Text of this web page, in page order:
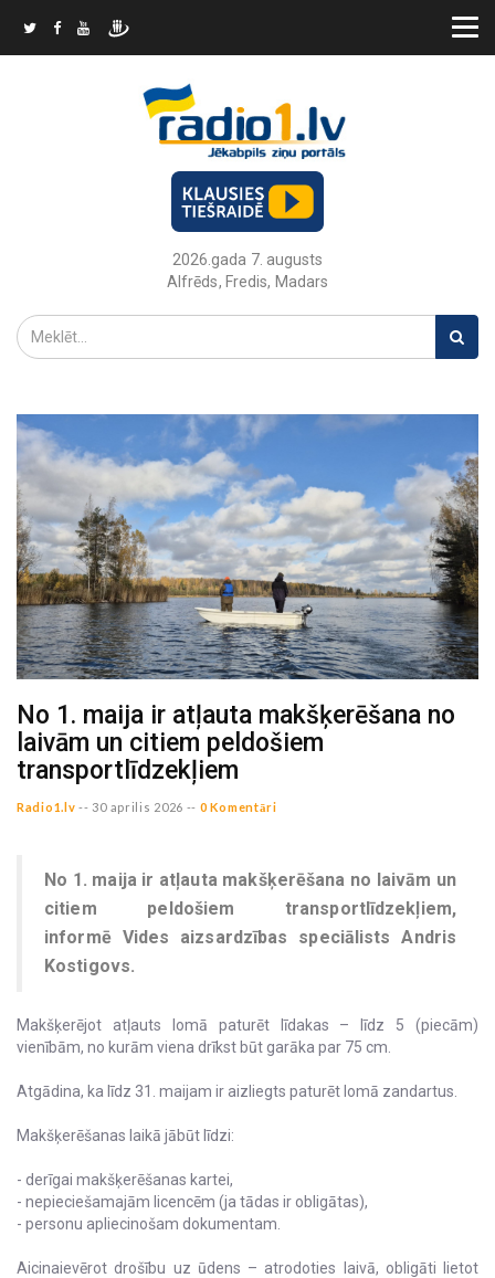
2026.gada 7. augusts
Alfrēds, Fredis, Madars
No 1. maija ir atļauta makšķerēšana no
laivām un citiem peldošiem
transportlīdzekļiem
Radio1.lv -- 30 aprilis 2026 -- 0 Komentāri
No 1. maija ir atļauta makšķerēšana no laivām un
citiem peldošiem transportlīdzekļiem,
informē Vides aizsardzības speciālists Andris
Kostigovs.
Makšķerējot atļauts lomā paturēt līdakas – līdz 5 (piecām)
vienībām, no kurām viena drīkst būt garāka par 75 cm.
Atgādina, ka līdz 31. maijam ir aizliegts paturēt lomā zandartus.
Makšķerēšanas laikā jābūt līdzi:
- derīgai makšķerēšanas kartei,
- nepieciešamajām licencēm (ja tādas ir obligātas),
- personu apliecinošam dokumentam.
Aicinaievērot drošību uz ūdens – atrodoties laivā, obligāti lietot